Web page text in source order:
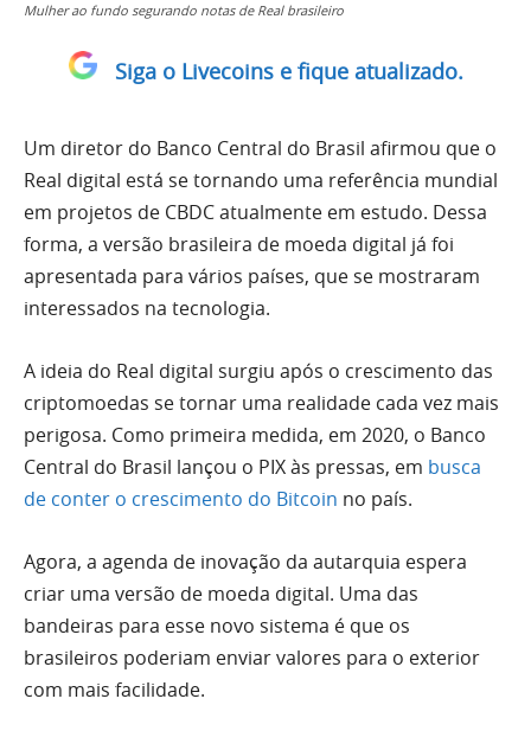
Mulher ao fundo segurando notas de Real brasileiro
Siga o Livecoins e fique atualizado.
Um diretor do Banco Central do Brasil afirmou que o
Real digital está se tornando uma referência mundial
em projetos de CBDC atualmente em estudo. Dessa
forma, a versão brasileira de moeda digital já foi
apresentada para vários países, que se mostraram
interessados na tecnologia.
A ideia do Real digital surgiu após o crescimento das
criptomoedas se tornar uma realidade cada vez mais
perigosa. Como primeira medida, em 2020, o Banco
Central do Brasil lançou o PIX às pressas, em busca
de conter o crescimento do Bitcoin no país.
Agora, a agenda de inovação da autarquia espera
criar uma versão de moeda digital. Uma das
bandeiras para esse novo sistema é que os
brasileiros poderiam enviar valores para o exterior
com mais facilidade.